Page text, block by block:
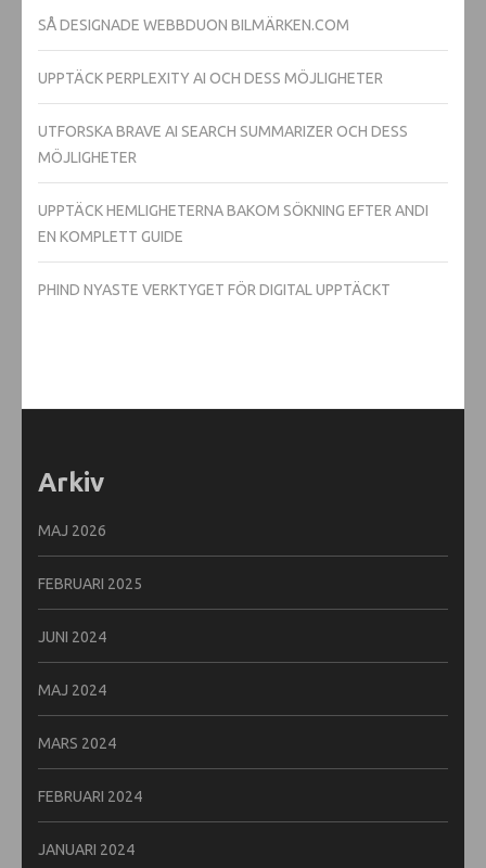
SÅ DESIGNADE WEBBDUON BILMÄRKEN.COM
UPPTÄCK PERPLEXITY AI OCH DESS MÖJLIGHETER
UTFORSKA BRAVE AI SEARCH SUMMARIZER OCH DESS
MÖJLIGHETER
UPPTÄCK HEMLIGHETERNA BAKOM SÖKNING EFTER ANDI
EN KOMPLETT GUIDE
PHIND NYASTE VERKTYGET FÖR DIGITAL UPPTÄCKT
Arkiv
MAJ 2026
FEBRUARI 2025
JUNI 2024
MAJ 2024
MARS 2024
FEBRUARI 2024
JANUARI 2024